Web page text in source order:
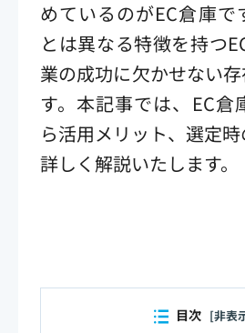
めているのがEC倉庫で
とは異なる特徴を持つ
業の成功に欠かせない
す。本記事では、EC倉
ら活用メリット、選定
詳しく解説いたします。
目次 [非表